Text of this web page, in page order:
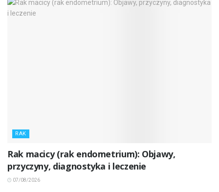
RAK
Rak macicy (rak endometrium): Objawy,
przyczyny, diagnostyka i leczenie
07/08/2026